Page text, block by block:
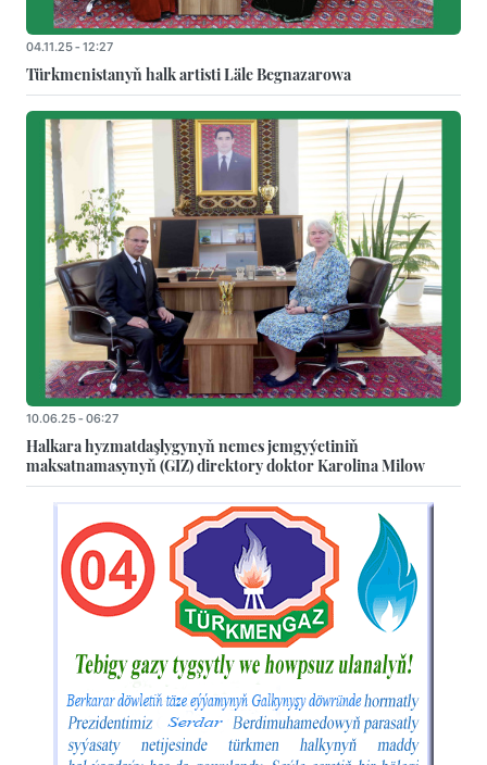
04.11.25 - 12:27
Türkmenistanyň halk artisti Läle Begnazarowa
10.06.25 - 06:27
Halkara hyzmatdaşlygynyň nemes jemgyýetiniň
maksatnamasynyň (GIZ) direktory doktor Karolina Milow